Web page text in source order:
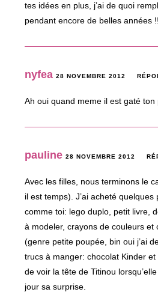
tes idées en plus, j’ai de quoi
pendant encore de belles années !!
nyfea 28 NOVEMBRE 2012
Ah oui quand meme il est gaté ton
pauline 28 NOVEMBRE 2012
Avec les filles, nous terminons le
il est temps). J’ai acheté
comme toi: lego duplo, petit livre,
à modeler, crayons de couleurs et
(genre petite poupée, bin oui j’ai
trucs à manger: chocolat Kinder et
de voir la tête de Titinou
jour sa surprise.